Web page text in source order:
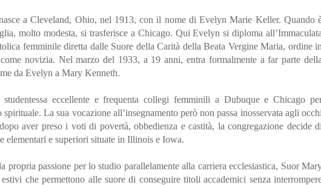
a Cleveland, Ohio, nel 1913, con il nome di Evelyn Marie Keller. Quando
molto modesta, si trasferisce a Chicago. Qui Evelyn si diploma all’Immaculata
femminile diretta dalle Suore della Carità della Beata Vergine Maria, ordine in
novizia. Nel marzo del 1933, a 19 anni, entra formalmente a far parte della
da Evelyn a Mary Kenneth.
eccellente e frequenta collegi femminili a Dubuque e Chicago
La sua vocazione all’insegnamento però non passa inosservata agli occhi
aver preso i voti di povertà, obbedienza e castità, la congregazione decide di
elementari e superiori situate in Illinois e Iowa.
propria passione per lo studio parallelamente alla carriera ecclesiastica, Suor
che permettono alle suore di conseguire titoli accademici senza